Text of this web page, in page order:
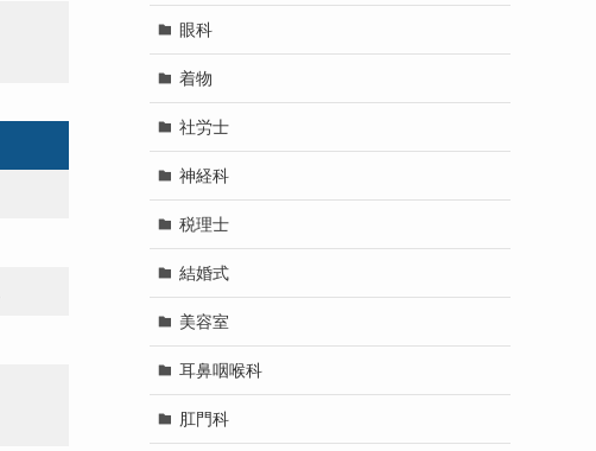
眼科
着物
社労士
神経科
税理士
結婚式
美容室
耳鼻咽喉科
肛門科